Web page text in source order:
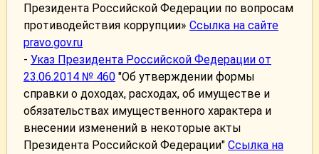
Президента Российской Федерации по вопросам
противодействия коррупции» Ссылка на сайте
pravo.gov.ru
- Указ Президента Российской Федерации от
23.06.2014 № 460 "Об утверждении формы
справки о доходах, расходах, об имуществе и
обязательствах имущественного характера и
внесении изменений в некоторые акты
Президента Российской Федерации" Ссылка на